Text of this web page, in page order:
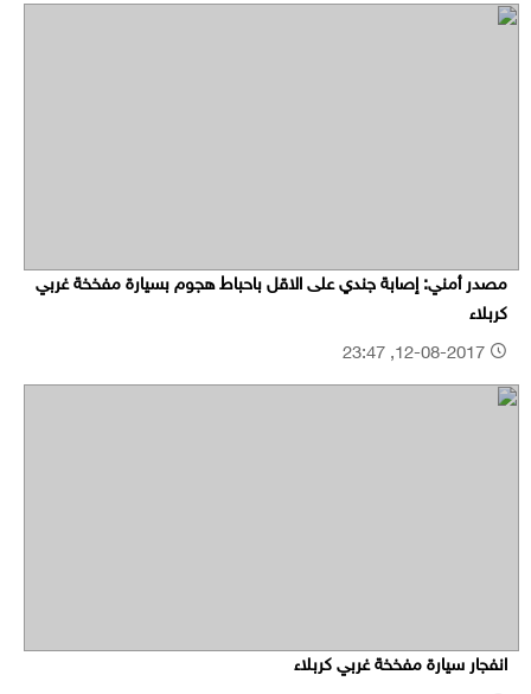
مصدر أمني: إصابة جندي على الاقل باحباط هجوم بسيارة مفخخة غربي
كربلاء
انفجار سيارة مفخخة غربي كربلاء